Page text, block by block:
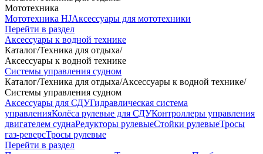
Мототехника
Мототехника HJАксессуары для мототехники
Перейти в раздел
Аксессуары к водной технике
Каталог/Техника для отдыха/
Аксессуары к водной технике
Системы управления судном
Каталог/Техника для отдыха/Аксессуары к водной технике/
Системы управления судном
Аксессуары для СДУГидравлическая система
управленияКолёса рулевые для СДУКонтроллеры управления
двигателем суднаРедукторы рулевыеСтойки рулевыеТросы
газ-реверсТросы рулевые
Перейти в раздел